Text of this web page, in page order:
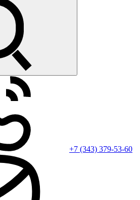
+7 (343) 379-53-60